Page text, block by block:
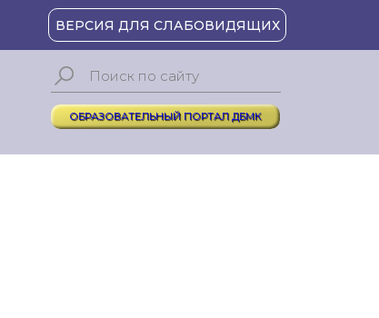
ВЕРСИЯ ДЛЯ СЛАБОВИДЯЩИХ
ОБРАЗОВАТЕЛЬНЫЙ ПОРТАЛ ДБМК